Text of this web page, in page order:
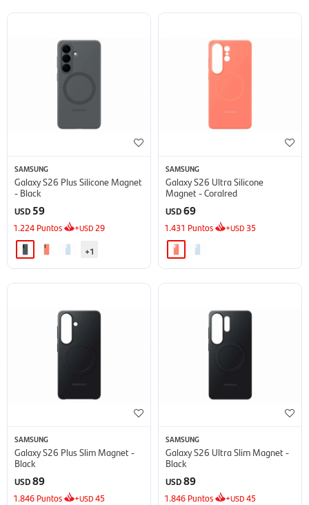
SAMSUNG
Galaxy S26 Plus Silicone Magnet
- Black
USD 59
1.224 Puntos +USD 29
+1
SAMSUNG
Galaxy S26 Ultra Silicone
Magnet - Coralred
USD69
1.431 Puntos +USD 35
SAMSUNG
Galaxy S26 Plus Slim Magnet -
Black
USD89
1.846 Puntos +USD45
SAMSUNG
Galaxy S26 Ultra Slim Magnet -
Black
USD89
1.846 Puntos +USD45